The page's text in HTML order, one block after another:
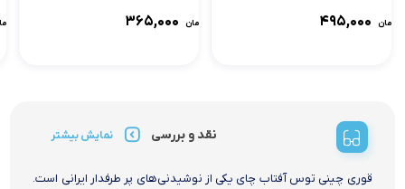
۴۹۵,۰۰۰ تومان ۳۶۵,۰۰۰ تومان
نقد و بررسی نمایش بیشتر
قوری چینی توس آفتاب چای یکی از نوشیدنی‌های پر طرفدار ایرانی است.